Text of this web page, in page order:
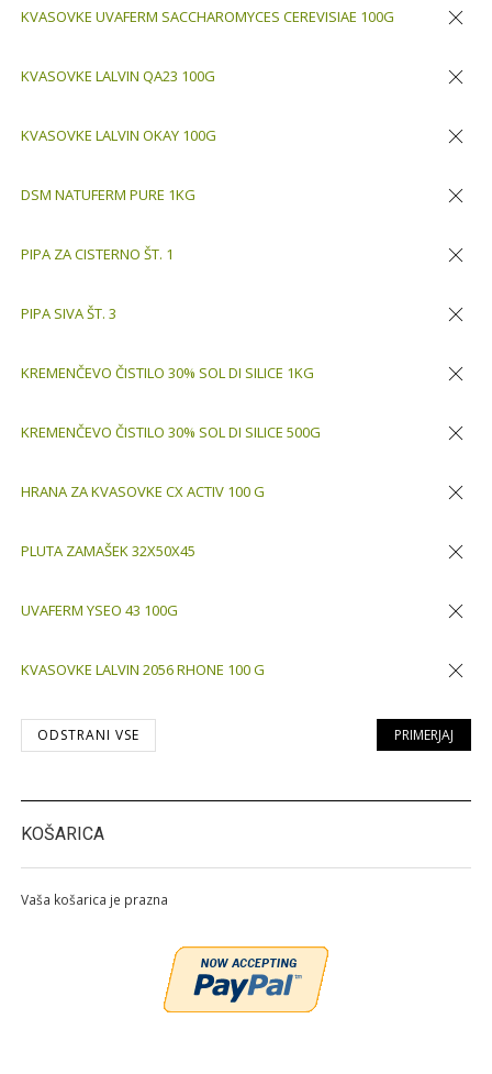
KVASOVKE UVAFERM SACCHAROMYCES CEREVISIAE 100G
KVASOVKE LALVIN QA23 100G
KVASOVKE LALVIN OKAY 100G
DSM NATUFERM PURE 1KG
PIPA ZA CISTERNO ŠT. 1
PIPA SIVA ŠT. 3
KREMENČEVO ČISTILO 30% SOL DI SILICE 1KG
KREMENČEVO ČISTILO 30% SOL DI SILICE 500G
HRANA ZA KVASOVKE CX ACTIV 100 G
PLUTA ZAMAŠEK 32X50X45
UVAFERM YSEO 43 100G
KVASOVKE LALVIN 2056 RHONE 100 G
ODSTRANI VSE PRIMERJAJ
KOŠARICA
Vaša košarica je prazna